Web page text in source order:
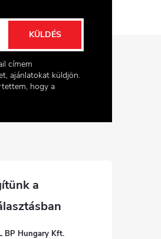
címem
ajánlatokat küldjön.
hogy a
KÜLDÉS
BP Hungary Kft.